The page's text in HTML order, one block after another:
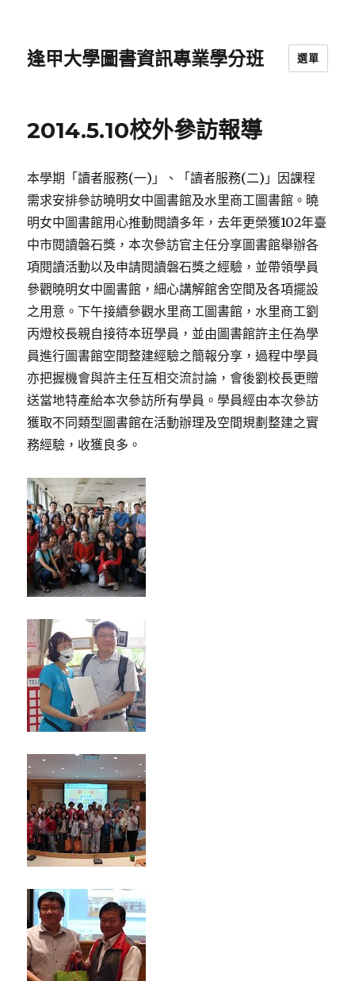
逢甲大學圖書資訊專業學分班 選單
2014.5.10校外參訪報導
本學期「讀者服務(一)」、「讀者服務(二)」因課程
需求安排參訪曉明女中圖書館及水里商工圖書館。曉
明女中圖書館用心推動閱讀多年，去年更榮獲102年臺
中市閱讀磐石獎，本次參訪官主任分享圖書館舉辦各
項閱讀活動以及申請閱讀磐石獎之經驗，並帶領學員
參觀曉明女中圖書館，細心講解館舍空間及各項擺設
之用意。下午接續參觀水里商工圖書館，水里商工劉
丙燈校長親自接待本班學員，並由圖書館許主任為學
員進行圖書館空間整建經驗之簡報分享，過程中學員
亦把握機會與許主任互相交流討論，會後劉校長更贈
送當地特產給本次參訪所有學員。學員經由本次參訪
獲取不同類型圖書館在活動辦理及空間規劃整建之實
務經驗，收獲良多。